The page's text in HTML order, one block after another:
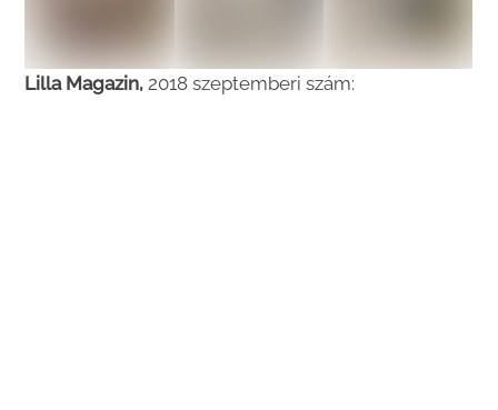
Lilla Magazin,2018 szeptemberi szám: